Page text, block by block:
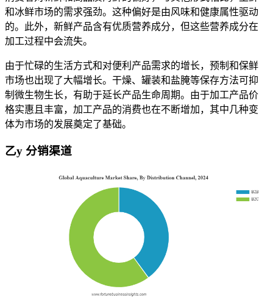
和冰鲜市场的需求强劲。这种偏好是由风味和健康属性驱动
的。此外，新鲜产品含有优质营养成分，但这些营养成分在
加工过程中会流失。
由于忙碌的生活方式和对便利产品需求的增长，预制和保鲜
市场也出现了大幅增长。干燥、罐装和盐腌等保存方法可抑
制微生物生长，有助于延长产品生命周期。由于加工产品价
格实惠且丰富，加工产品的消费也在不断增加，其中几种变
体为市场的发展奠定了基础。
乙y 分销渠道